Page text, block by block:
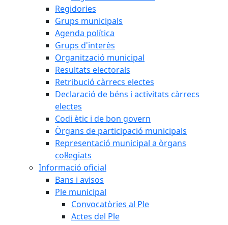
Regidories
Grups municipals
Agenda política
Grups d'interès
Organització municipal
Resultats electorals
Retribució càrrecs electes
Declaració de béns i activitats càrrecs
electes
Codi ètic i de bon govern
Òrgans de participació municipals
Representació municipal a òrgans
col·legiats
Informació oficial
Bans i avisos
Ple municipal
Convocatòries al Ple
Actes del Ple